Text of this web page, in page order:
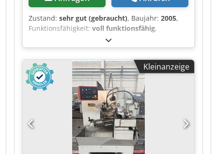
Zustand: sehr gut (gebraucht), Baujahr: 2005,
Funktionsfähigkeit: voll funktionsfähig,
Sägeblattdurchmesser:550 mm
Schleifscheibendurchmesser:150 mm,
Gesamtbreite:1.200 mm, Gesamtlänge:1.200
mm, Gesamthöhe:1.250 mm, Art des
Eingangsstroms:Drehstrom, Eingangsstrom:
A, Eingangsfrequenz:50 Hz, Leistung des
Schleifspindelmotors:1.900 W,
Eingangsspannung:400 V, Gesamtgewicht:
kg
, Spindeldrehzahl (min.):3.700 U/min
Ausstattung: Drehzahl stufenlos einstellbar
Loroch SW 550 Maschine in gutem,
funktionsfähigem Zustand, betriebsbereit. Die
Kleinanzeige